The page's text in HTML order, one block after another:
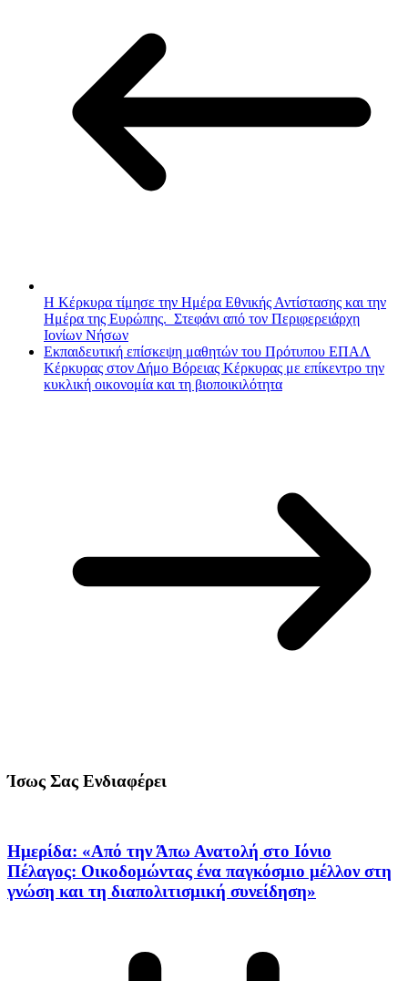
Η Κέρκυρα τίμησε την Ημέρα Εθνικής Αντίστασης και την
Ημέρα της Ευρώπης. Στεφάνι από τον Περιφερειάρχη
Ιονίων Νήσων
Εκπαιδευτική επίσκεψη μαθητών του Πρότυπου ΕΠΑΛ
Κέρκυρας στον Δήμο Βόρειας Κέρκυρας με επίκεντρο την
κυκλική οικονομία και τη βιοποικιλότητα
Ίσως Σας Ενδιαφέρει
Ημερίδα: «Από την Άπω Ανατολή στο Ιόνιο
Πέλαγος: Οικοδομώντας ένα παγκόσμιο μέλλον στη
γνώση και τη διαπολιτισμική συνείδηση»